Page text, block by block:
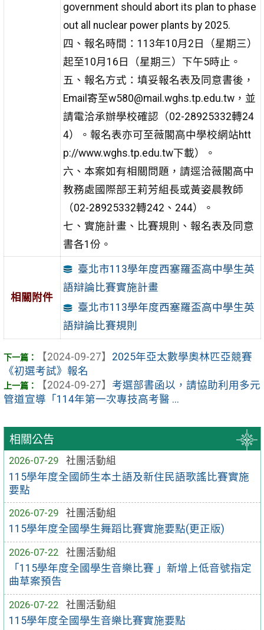
相關公告
2026-07-29
社團活動組
115學年度全國師生本土語及新住民語歌謠比賽實施
要點
2026-07-29
社團活動組
115學年度全國學生舞蹈比賽實施要點(更正版)
2026-07-22
社團活動組
「115學年度全國學生音樂比賽 」新增上低音號指定
曲草案預告
2026-07-22
社團活動組
115學年度全國學生音樂比賽實施要點
government should abort its plan to phase
out all nuclear power plants by 2025.
四、報名時間：113年10月2日（星期三）
起至10月16日（星期三）下午5時止。
五、報名方式：填妥報名表及同意書後，
Email寄至w580@mail.wghs.tp.edu.tw，並
請電洽承辦學校確認（02-28925332轉24
4）。報名表亦可至薇閣高中學校網站htt
p://www.wghs.tp.edu.tw下載）。
六、本案如有相關問題，請逕洽薇閣高中
教務處國際部王莉芳組長或黃姿晨教師
（02-28925332轉242、244）。
七、實施計畫、比賽規則、報名表及同意
書各1份。
相關附件
臺北市113學年度西塞羅盃高中學生英
語辯論比賽實施計畫
臺北市113學年度西塞羅盃高中學生英
語辯論比賽規則
【2024-09-27】 2025年亞太數學奧林匹亞競賽
《初選考試》報名
【2024-09-27】 考選部書函以，請協助利用多元
管道宣導「114年第一次專技高考醫 ...